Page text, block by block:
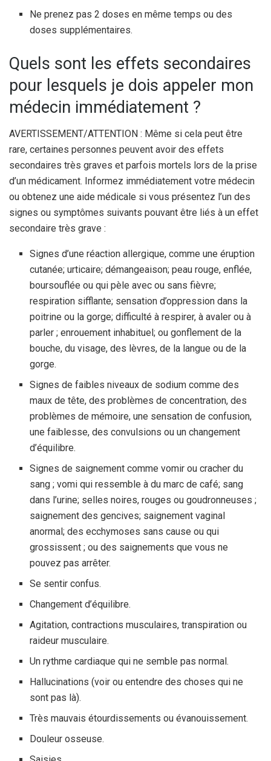
Ne prenez pas 2 doses en même temps ou des
doses supplémentaires.
Quels sont les effets secondaires
pour lesquels je dois appeler mon
médecin immédiatement ?
AVERTISSEMENT/ATTENTION : Même si cela peut être
rare, certaines personnes peuvent avoir des effets
secondaires très graves et parfois mortels lors de la prise
d’un médicament. Informez immédiatement votre médecin
ou obtenez une aide médicale si vous présentez l’un des
signes ou symptômes suivants pouvant être liés à un effet
secondaire très grave :
Signes d’une réaction allergique, comme une éruption
cutanée; urticaire; démangeaison; peau rouge, enflée,
boursouflée ou qui pèle avec ou sans fièvre;
respiration sifflante; sensation d’oppression dans la
poitrine ou la gorge; difficulté à respirer, à avaler ou à
parler ; enrouement inhabituel; ou gonflement de la
bouche, du visage, des lèvres, de la langue ou de la
gorge.
Signes de faibles niveaux de sodium comme des
maux de tête, des problèmes de concentration, des
problèmes de mémoire, une sensation de confusion,
une faiblesse, des convulsions ou un changement
d’équilibre.
Signes de saignement comme vomir ou cracher du
sang ; vomi qui ressemble à du marc de café; sang
dans l’urine; selles noires, rouges ou goudronneuses ;
saignement des gencives; saignement vaginal
anormal; des ecchymoses sans cause ou qui
grossissent ; ou des saignements que vous ne
pouvez pas arrêter.
Se sentir confus.
Changement d’équilibre.
Agitation, contractions musculaires, transpiration ou
raideur musculaire.
Un rythme cardiaque qui ne semble pas normal.
Hallucinations (voir ou entendre des choses qui ne
sont pas là).
Très mauvais étourdissements ou évanouissement.
Douleur osseuse.